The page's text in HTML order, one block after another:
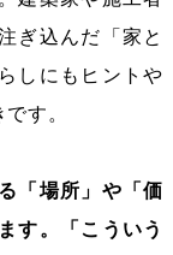
ぎ込んだ「家と
しにもヒントや
す。
「場所」や「価
す。「こういう